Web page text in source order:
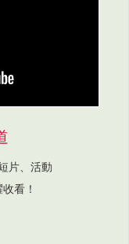
片、活動
看！